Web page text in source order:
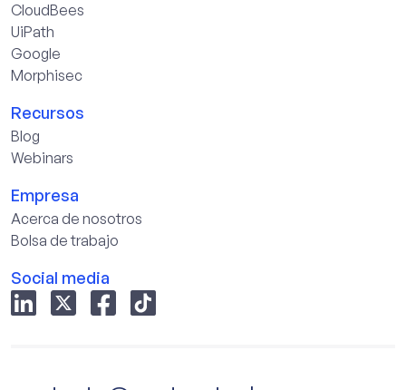
CloudBees
UiPath
Google
Morphisec
Recursos
Blog
Webinars
Empresa
Acerca de nosotros
Bolsa de trabajo
Social media